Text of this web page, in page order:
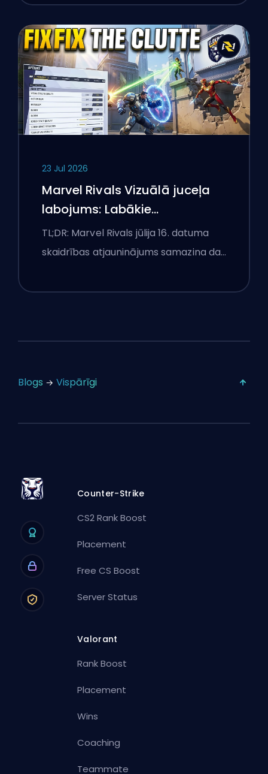
23 Jul 2026
Marvel Rivals Vizuālā juceļa
labojums: Labākie
konkurences iestatījumi pēc
jūlija 16. atjauninājuma
TL;DR: Marvel Rivals jūlija 16. datuma
skaidrības atjauninājums samazina da…
Blogs Vispārīgi
Counter-Strike
CS2 Rank Boost
Placement
Free CS Boost
Server Status
Valorant
Rank Boost
Placement
Wins
Coaching
Teammate